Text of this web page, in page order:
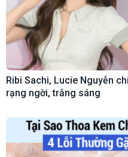
Ribi Sachi, Lucie Nguyễn
rạng ngời, trắng sáng